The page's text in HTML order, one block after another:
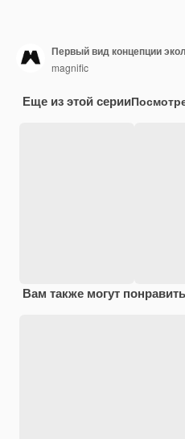
Первый вид концепции
magnific
Еще из этой серии
Вам также могут